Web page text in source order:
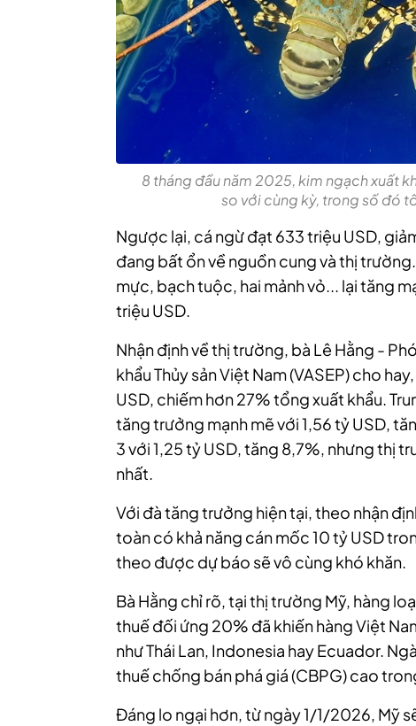
8 tháng đầu năm 2025, kim ngạch xuất
so với cùng kỳ, trong số đó
Ngược lại, cá ngừ đạt 633 triệu USD,
đang bất ổn về nguồn cung và thị
mực, bạch tuộc, hai mảnh vỏ... lại tăng
triệu USD.
Nhận định về thị trường, bà Lê Hằng -
khẩu Thủy sản Việt Nam (VASEP) cho
USD, chiếm hơn 27% tổng xuất khẩu.
tăng trưởng mạnh mẽ với 1,56 tỷ USD,
3 với 1,25 tỷ USD, tăng 8,7%, nhưng thị
nhất.
Với đà tăng trưởng hiện tại, theo nhận
toàn có khả năng cán mốc 10 tỷ USD
theo được dự báo sẽ vô cùng khó khăn.
Bà Hằng chỉ rõ, tại thị trường Mỹ, hàng
thuế đối ứng 20% đã khiến hàng Việt
như Thái Lan, Indonesia hay Ecuador.
thuế chống bán phá giá (CBPG) cao
Đáng lo ngại hơn, từ ngày 1/1/2026, Mỹ